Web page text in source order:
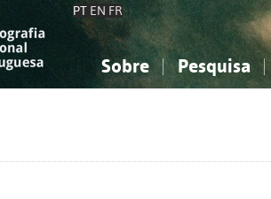
PT EN FR
Sobre Pesquisa